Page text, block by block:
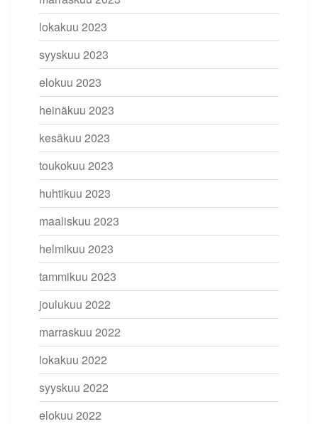
lokakuu 2023
syyskuu 2023
elokuu 2023
heinäkuu 2023
kesäkuu 2023
toukokuu 2023
huhtikuu 2023
maaliskuu 2023
helmikuu 2023
tammikuu 2023
joulukuu 2022
marraskuu 2022
lokakuu 2022
syyskuu 2022
elokuu 2022